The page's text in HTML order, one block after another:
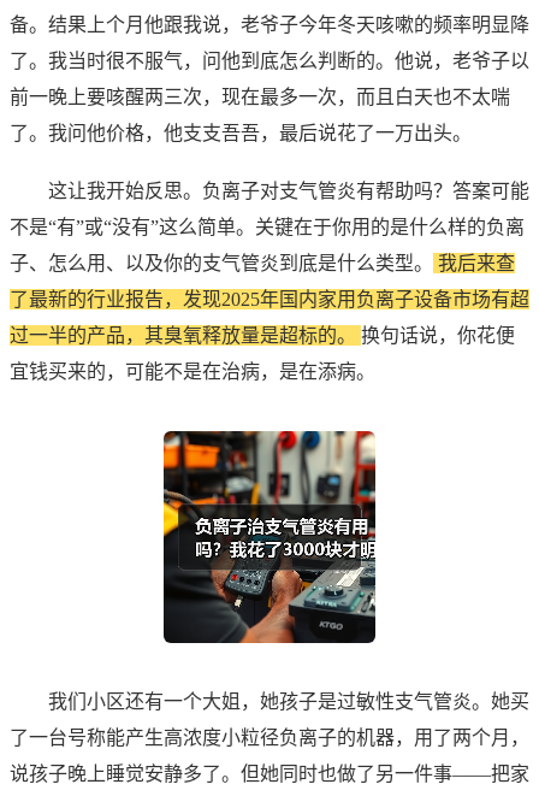
备。结果上个月他跟我说，老爷子今年冬天咳嗽的频率明显降
了。我当时很不服气，问他到底怎么判断的。他说，老爷子以
前一晚上要咳醒两三次，现在最多一次，而且白天也不太喘
了。我问他价格，他支支吾吾，最后说花了一万出头。
这让我开始反思。负离子对支气管炎有帮助吗？答案可能
不是“有”或“没有”这么简单。关键在于你用的是什么样的负离
子、怎么用、以及你的支气管炎到底是什么类型。
我后来查
了最新的行业报告，发现2025年国内家用负离子设备市场有超
过一半的产品，其臭氧释放量是超标的。
换句话说，你花便
宜钱买来的，可能不是在治病，是在添病。
我们小区还有一个大姐，她孩子是过敏性支气管炎。她买
了一台号称能产生高浓度小粒径负离子的机器，用了两个月，
说孩子晚上睡觉安静多了。但她同时也做了另一件事——把家